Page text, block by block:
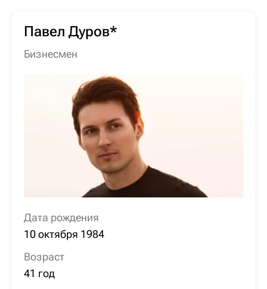
Павел Дуров*
бизнесмен
Дата рождения
10 октября 1984
Возраст
41 год